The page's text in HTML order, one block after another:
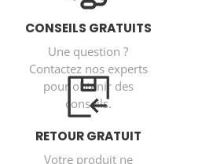
CONSEILS GRATUITS
Une question ?
Contactez nos experts
pour obtenir des
conseils.
RETOUR GRATUIT
Votre produit ne